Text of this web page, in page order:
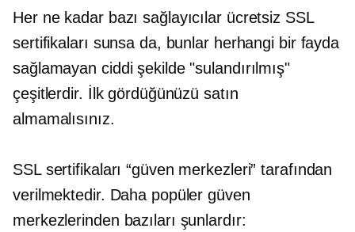
Her ne kadar bazı sağlayıcılar ücretsiz SSL
sertifikaları sunsa da, bunlar herhangi bir fayda
sağlamayan ciddi şekilde "sulandırılmış"
çeşitlerdir. İlk gördüğünüzü satın
almamalısınız.
SSL sertifikaları “güven merkezleri” tarafından
verilmektedir. Daha popüler güven
merkezlerinden bazıları şunlardır: